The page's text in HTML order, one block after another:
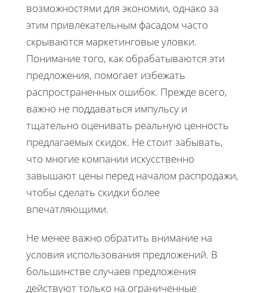
возможностями для экономии, однако за
этим привлекательным фасадом часто
скрываются маркетинговые уловки.
Понимание того, как обрабатываются эти
предложения, помогает избежать
распространенных ошибок. Прежде всего,
важно не поддаваться импульсу и
тщательно оценивать реальную ценность
предлагаемых скидок. Не стоит забывать,
что многие компании искусственно
завышают цены перед началом распродажи,
чтобы сделать скидки более
впечатляющими.
Не менее важно обратить внимание на
условия использования предложений. В
большинстве случаев предложения
действуют только на ограниченные